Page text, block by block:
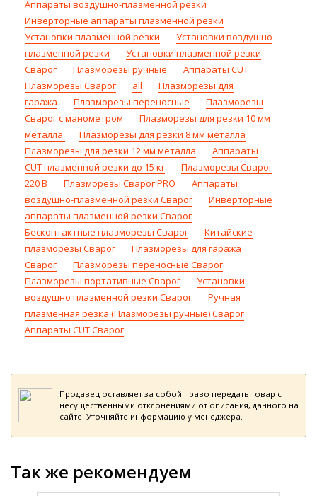
Аппараты воздушно-плазменной резки
Инверторные аппараты плазменной резки
Установки плазменной резки
Установки воздушно
плазменной резки
Установки плазменной резки
Сварог
Плазморезы ручные
Аппараты CUT
Плазморезы Сварог
all
Плазморезы для
гаража
Плазморезы переносные
Плазморезы
Сварог с манометром
Плазморезы для резки 10 мм
металла
Плазморезы для резки 8 мм металла
Плазморезы для резки 12 мм металла
Аппараты
CUT плазменной резки до 15 кг
Плазморезы Сварог
220 В
Плазморезы Сварог PRO
Аппараты
воздушно-плазменной резки Сварог
Инверторные
аппараты плазменной резки Сварог
Бесконтактные плазморезы Сварог
Китайские
плазморезы Сварог
Плазморезы для гаража
Сварог
Плазморезы переносные Сварог
Плазморезы портативные Сварог
Установки
воздушно плазменной резки Сварог
Ручная
плазменная резка (Плазморезы ручные) Сварог
Аппараты CUT Сварог
Продавец оставляет за собой право передать товар с
несущественными отклонениями от описания, данного на
сайте. Уточняйте информацию у менеджера.
Так же рекомендуем